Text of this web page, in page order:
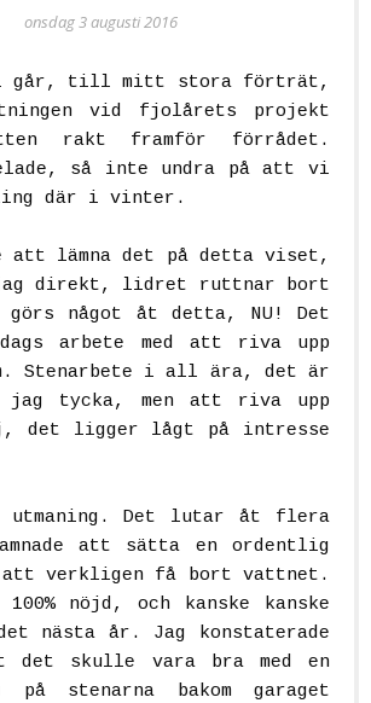
onsdag 3 augusti 2016
i går, till mitt stora förträt,
vid fjolårets projekt
rakt framför förrådet.
så inte undra på att vi
där i vinter.
att lämna det på detta viset,
direkt, lidret ruttnar bort
något åt detta, NU! Det
arbete med att riva upp
Stenarbete i all ära, det är
tycka, men att riva upp
det ligger lågt på intresse
utmaning. Det lutar åt flera
att sätta en ordentlig
verkligen få bort vattnet.
nöjd, och kanske kanske
nästa år. Jag konstaterade
det skulle vara bra med en
på stenarna bakom garaget